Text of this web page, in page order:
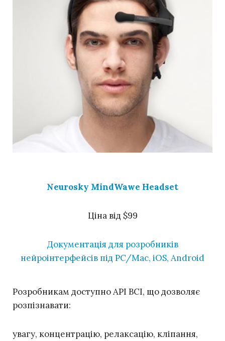
Neurosky MindWawe Headset
Ціна від $99
Документація для розробників
нейроінтерфейсів під PC/Mac, iOS, Android
Розробникам доступно API BCI, що дозволяє
розпізнавати:
увагу, концентрацію, релаксацію, кліпання,